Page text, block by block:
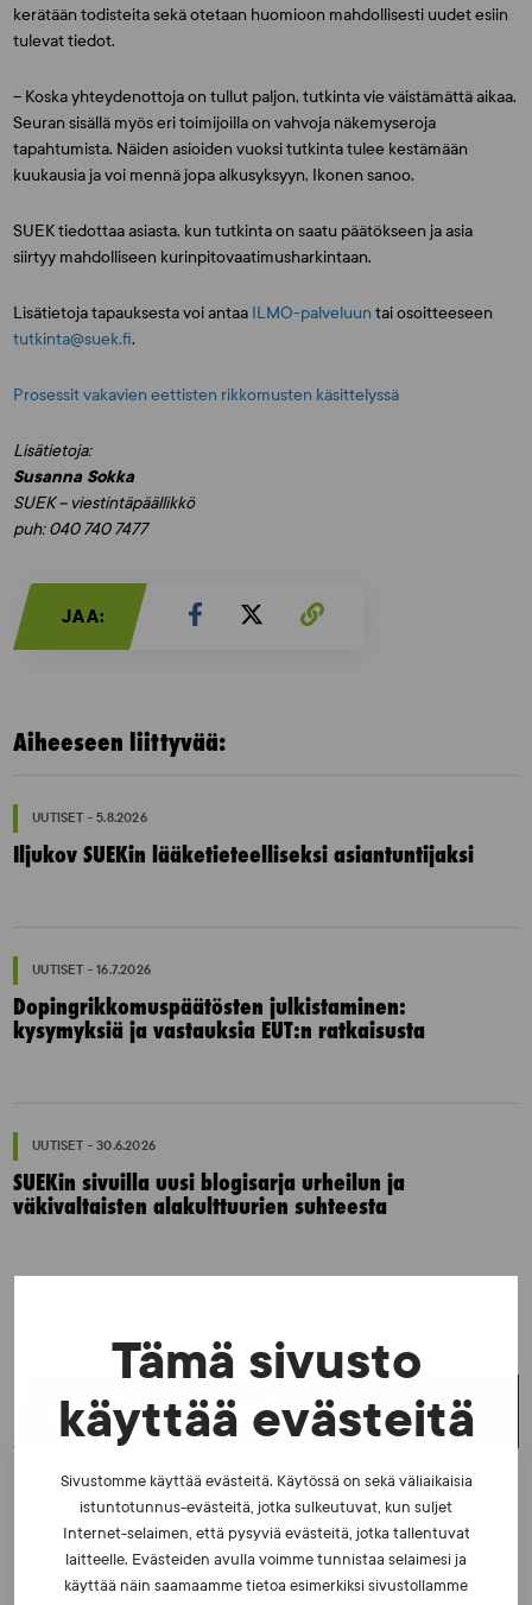
Tämä sivusto
käyttää evästeitä
Sivustomme käyttää evästeitä. Käytössä on sekä väliaikaisia
istuntotunnus-evästeitä, jotka sulkeutuvat, kun suljet
Internet-selaimen, että pysyviä evästeitä, jotka tallentuvat
laitteelle. Evästeiden avulla voimme tunnistaa selaimesi ja
käyttää näin saamaamme tietoa esimerkiksi sivustollamme
kerätään todisteita sekä otetaan huomioon mahdollisesti uudet esiin
tulevat tiedot.
– Koska yhteydenottoja on tullut paljon, tutkinta vie väistämättä aikaa.
Seuran sisällä myös eri toimijoilla on vahvoja näkemyseroja
tapahtumista. Näiden asioiden vuoksi tutkinta tulee kestämään
kuukausia ja voi mennä jopa alkusyksyyn, Ikonen sanoo.
SUEK tiedottaa asiasta, kun tutkinta on saatu päätökseen ja asia
siirtyy mahdolliseen kurinpitovaatimusharkintaan.
Lisätietoja tapauksesta voi antaa ILMO-palveluun tai osoitteeseen
tutkinta@suek.fi.
Prosessit vakavien eettisten rikkomusten käsittelyssä
Lisätietoja:
Susanna Sokka
SUEK – viestintäpäällikkö
puh: 040 740 7477
JAA:
Aiheeseen liittyvää:
UUTISET - 5.8.2026
Iljukov SUEKin lääketieteelliseksi asiantuntijaksi
UUTISET - 16.7.2026
Dopingrikkomuspäätösten julkistaminen:
kysymyksiä ja vastauksia EUT:n ratkaisusta
UUTISET - 30.6.2026
SUEKin sivuilla uusi blogisarja urheilun ja
väkivaltaisten alakulttuurien suhteesta
UUSIMMAT UUTISET
Iljukov SUEKin lääketieteelliseksi asiantuntijaksi